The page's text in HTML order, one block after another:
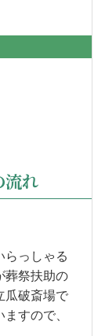
流れ
らっしゃる
葬祭扶助の
瓜破斎場で
すので、